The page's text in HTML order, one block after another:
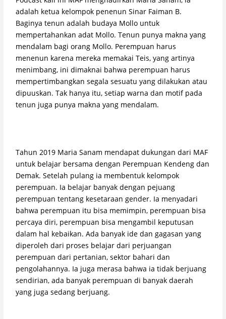
adalah ketua kelompok penenun Sinar Faiman B.
Baginya tenun adalah budaya Mollo untuk
mempertahankan adat Mollo. Tenun punya makna yang
mendalam bagi orang Mollo. Perempuan harus
menenun karena mereka memakai Teis, yang artinya
menimbang, ini dimaknai bahwa perempuan harus
mempertimbangkan segala sesuatu yang dilakukan atau
dipuuskan. Tak hanya itu, setiap warna dan motif pada
tenun juga punya makna yang mendalam.
Tahun 2019 Maria Sanam mendapat dukungan dari MAF
untuk belajar bersama dengan Perempuan Kendeng dan
Demak. Setelah pulang ia membentuk kelompok
perempuan. Ia belajar banyak dengan pejuang
perempuan tentang kesetaraan gender. Ia menyadari
bahwa perempuan itu bisa memimpin, perempuan bisa
percaya diri, perempuan bisa mengambil keputusan
dalam hal kebaikan. Ada banyak ide dan gagasan yang
diperoleh dari proses belajar dari perjuangan
perempuan dari pertanian, sektor bahari dan
pengolahannya. Ia juga merasa bahwa ia tidak berjuang
sendirian, ada banyak perempuan di banyak daerah
yang juga sedang berjuang.